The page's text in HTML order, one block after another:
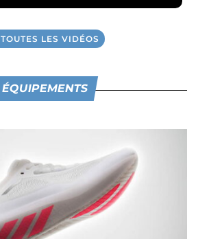
TOUTES LES VIDÉOS
ÉQUIPEMENTS